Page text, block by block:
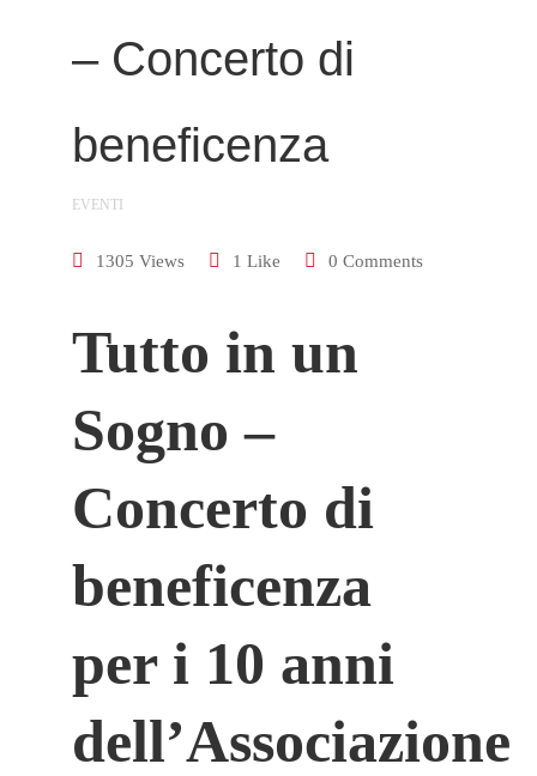
– Concerto di
beneficenza
EVENTI
1305 Views 1 Like 0 Comments
Tutto in un
Sogno –
Concerto di
beneficenza
per i 10 anni
dell’Associazione